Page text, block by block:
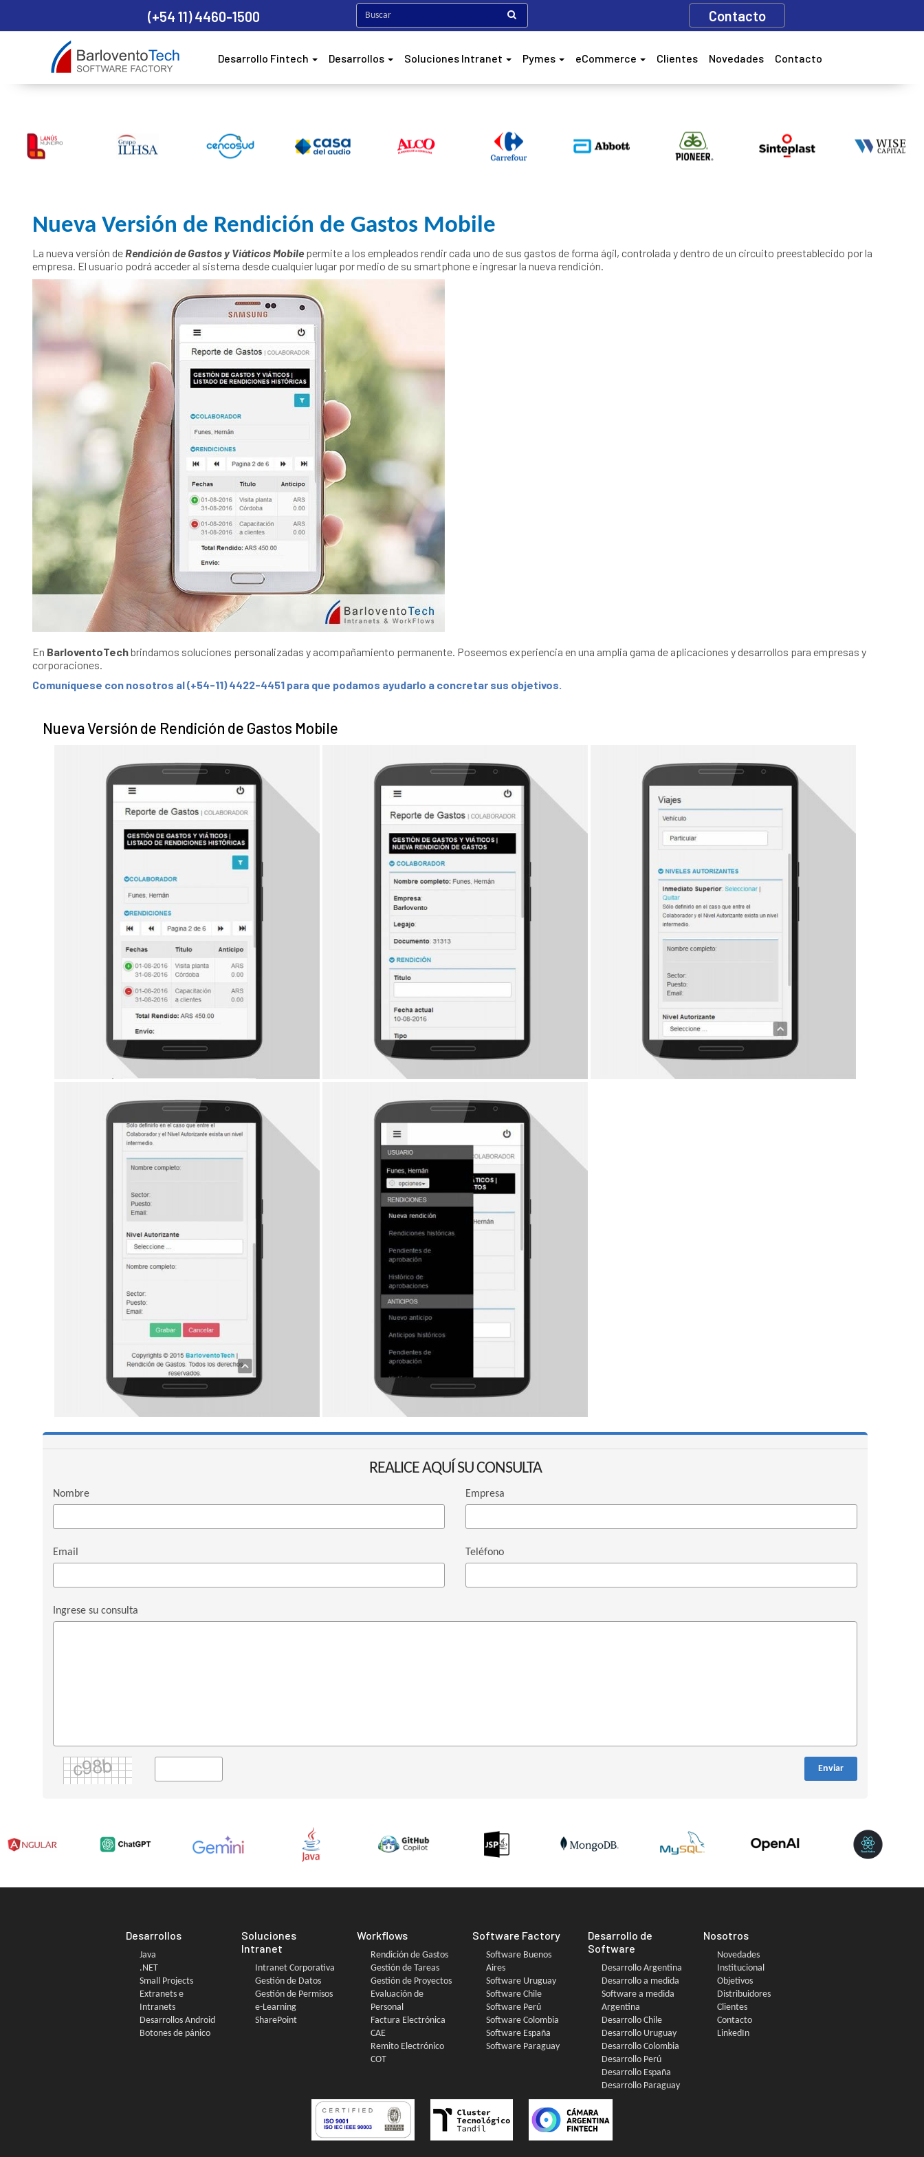
Desarrollo Fintech Desarrollos Soluciones Intranet Pymes eCommerce Clientes Novedades Contacto
(+54 11) 4460-1500 Contacto
Nueva Versión de Rendición de Gastos Mobile
La nueva versión deRendición de Gastos y Viáticos Mobilepermite a los empleados rendir cada uno de sus gastos de forma ágil, controlada y dentro de un circuito preestablecido por la
empresa. El usuario podrá acceder al sistema desde cualquier lugar por medio de su smartphone e ingresar la nueva rendición.
En BarloventoTechbrindamos soluciones personalizadas y acompañamiento permanente. Poseemos experiencia en una amplia gama de aplicaciones y desarrollos para empresas y
corporaciones.
Comuníquese con nosotros al(+54-11) 4422-4451 para que podamos ayudarlo a concretar sus objetivos.
Nueva Versión de Rendición de Gastos Mobile
REALICE AQUÍ SU CONSULTA
Nombre Empresa
Email Teléfono
Ingrese su consulta
Enviar
Desarrollos
Java
.NET
Small Projects
Extranets e
Intranets
Desarrollos Android
Botones de pánico
Soluciones
Intranet
Intranet Corporativa
Gestión de Datos
Gestión de Permisos
e-Learning
SharePoint
Workflows
Rendición de Gastos
Gestión de Tareas
Gestión de Proyectos
Evaluación de
Personal
Factura Electrónica
CAE
Remito Electrónico
COT
Software Factory
Software Buenos
Aires
Software Uruguay
Software Chile
Software Perú
Software Colombia
Software España
Software Paraguay
Desarrollo de
Software
Desarrollo Argentina
Desarrollo a medida
Software a medida
Argentina
Desarrollo Chile
Desarrollo Uruguay
Desarrollo Colombia
Desarrollo Perú
Desarrollo España
Desarrollo Paraguay
Nosotros
Novedades
Institucional
Objetivos
Distribuidores
Clientes
Contacto
LinkedIn